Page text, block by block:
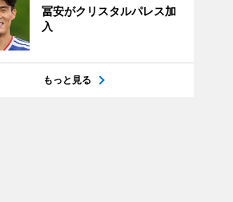
冨安がクリスタルパレス加
入
もっと見る